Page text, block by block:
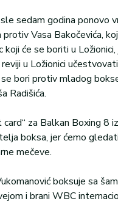
sedam godina ponovo
Vasa Bakočevića,
koji će se boriti u Ložionici,
u Ložionici
se bori protiv mladog
Radišića.
za Balkan Boxing 8
boksa, jer ćemo
mečeve.
boksuje sa
i brani WBC